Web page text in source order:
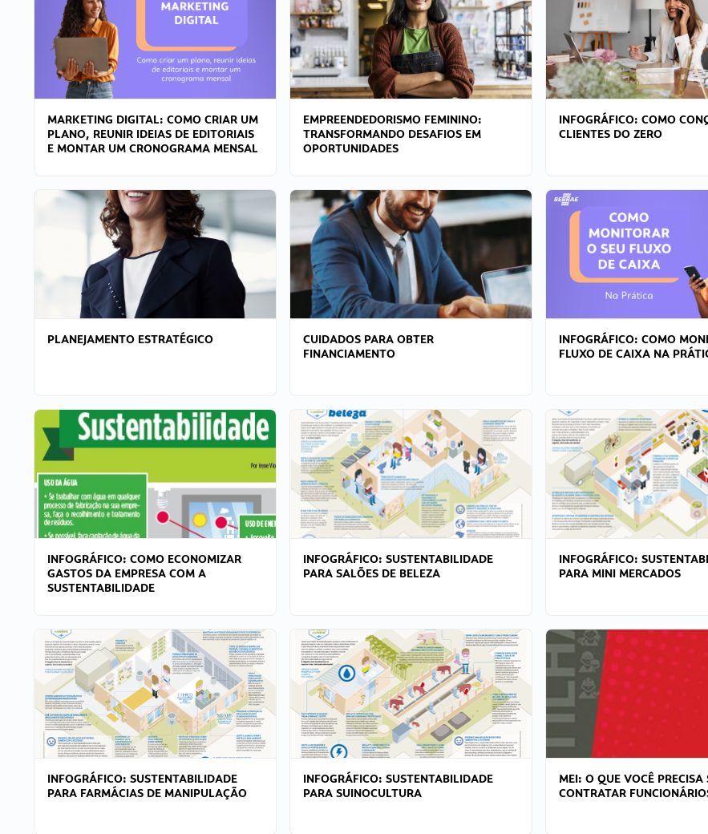
MARKETING DIGITAL: COMO CRIAR UM
PLANO, REUNIR IDEIAS DE EDITORIAIS
E MONTAR UM CRONOGRAMA MENSAL
EMPREENDEDORISMO FEMININO:
TRANSFORMANDO DESAFIOS EM
OPORTUNIDADES
INFOGRÁFICO: COMO
CLIENTES DO ZERO
PLANEJAMENTO ESTRATÉGICO
CUIDADOS PARA OBTER
FINANCIAMENTO
INFOGRÁFICO: COMO
FLUXO DE CAIXA NA
INFOGRÁFICO: COMO ECONOMIZAR
GASTOS DA EMPRESA COM A
SUSTENTABILIDADE
INFOGRÁFICO: SUSTENTABILIDADE
PARA SALÕES DE BELEZA
INFOGRÁFICO:
PARA MINI MERCADOS
INFOGRÁFICO: SUSTENTABILIDADE
PARA FARMÁCIAS DE MANIPULAÇÃO
INFOGRÁFICO: SUSTENTABILIDADE
PARA SUINOCULTURA
MEI: O QUE VOCÊ PRECISA
CONTRATAR